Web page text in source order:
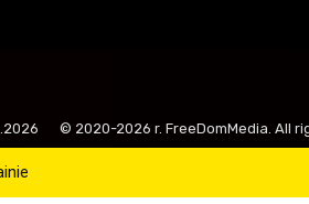
© 2020-2026 r. FreeDomMedia. All